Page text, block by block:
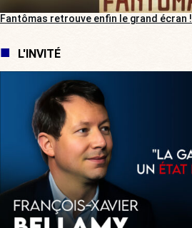
Fantômas retrouve enfin le grand écran !
L'INVITÉ